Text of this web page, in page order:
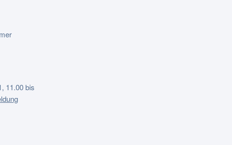
11.00 bis